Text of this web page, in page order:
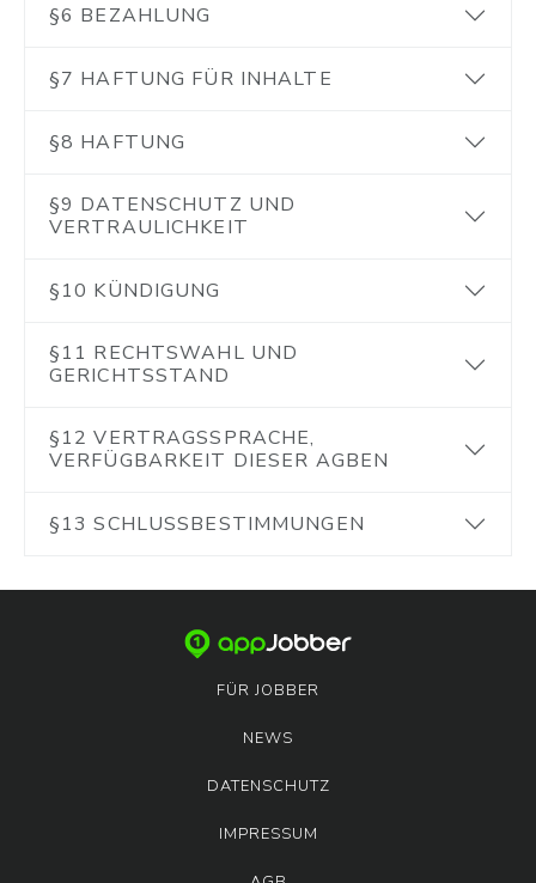
§6 BEZAHLUNG
§7 HAFTUNG FÜR INHALTE
§8 HAFTUNG
§9 DATENSCHUTZ UND
VERTRAULICHKEIT
§10 KÜNDIGUNG
§11 RECHTSWAHL UND
GERICHTSSTAND
§12 VERTRAGSSPRACHE,
VERFÜGBARKEIT DIESER AGBEN
§13 SCHLUSSBESTIMMUNGEN
FÜR JOBBER
NEWS
DATENSCHUTZ
IMPRESSUM